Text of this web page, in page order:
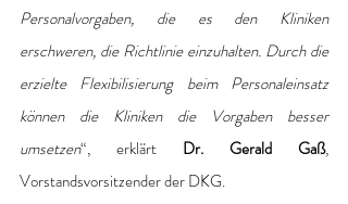
Personalvorgaben, die es den Kliniken
erschweren, die Richtlinie einzuhalten. Durch die
erzielte Flexibilisierung beim Personaleinsatz
können die Kliniken die Vorgaben besser
umsetzen“, erklärt Dr. Gerald Gaß,
Vorstandsvorsitzender der DKG.